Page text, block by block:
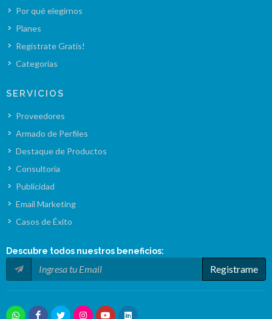
Por qué elegirnos
Planes
Registrate Gratis!
Categorías
SERVICIOS
Proveedores
Armado de Perfiles
Destaque de Productos
Consultoría
Publicidad
Email Marketing
Casos de Éxito
Descubre todos nuestros beneficios:
Registrame